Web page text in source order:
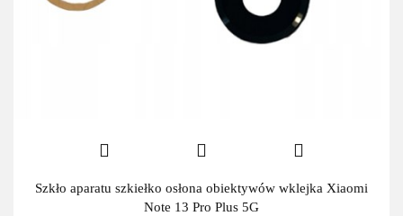
Szkło aparatu szkiełko osłona obiektywów wklejka Xiaomi
Note 13 Pro Plus 5G